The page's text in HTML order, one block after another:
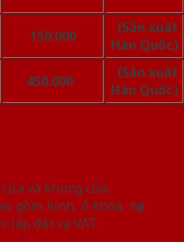
150.000
(Sản xuất
Hàn Quốc)
450.000
(Sản xuất
Hàn Quốc)
và khung cửa.
gồm kính, ổ khóa, nẹp
lắp đặt và VAT.